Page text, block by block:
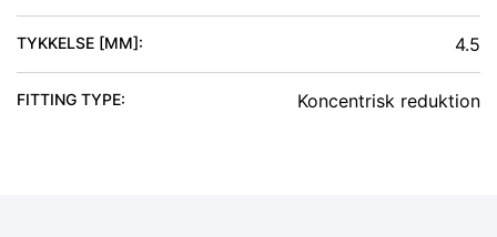
TYKKELSE [MM]: 4.5
FITTING TYPE: Koncentrisk reduktion